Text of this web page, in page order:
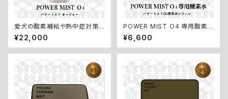
愛犬の酸素補給や熱中症対策
に！手のひらサイズの酸素カプセ
ル【POWER MIST O4／パワ
ーミストO4】
¥22,000
POWER MIST O4 専用酸素
水レフィル【パワーミストO4／高
濃度酸素水レフィル】
¥6,600